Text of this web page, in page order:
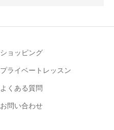
ショッピング
プライベートレッスン
よくある質問
お問い合わせ